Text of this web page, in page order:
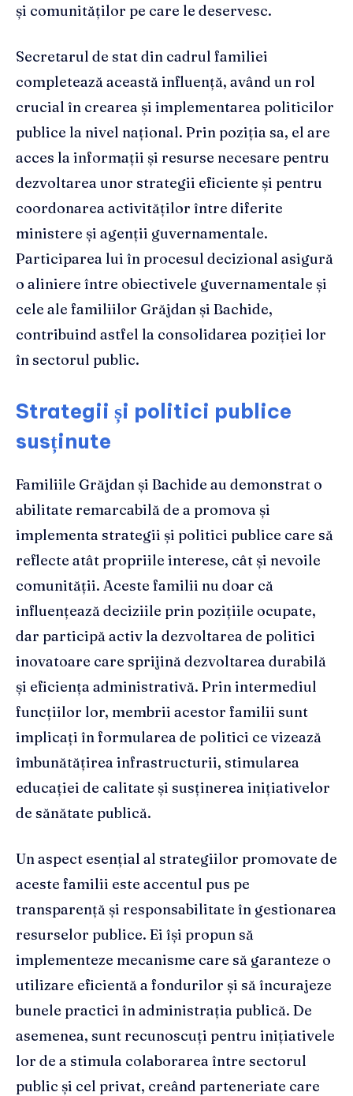
și comunităților pe care le deservesc.
Secretarul de stat din cadrul familiei
completează această influență, având un rol
crucial în crearea și implementarea politicilor
publice la nivel național. Prin poziția sa, el are
acces la informații și resurse necesare pentru
dezvoltarea unor strategii eficiente și pentru
coordonarea activităților între diferite
ministere și agenții guvernamentale.
Participarea lui în procesul decizional asigură
o aliniere între obiectivele guvernamentale și
cele ale familiilor Grăjdan și Bachide,
contribuind astfel la consolidarea poziției lor
în sectorul public.
Strategii și politici publice
susținute
Familiile Grăjdan și Bachide au demonstrat o
abilitate remarcabilă de a promova și
implementa strategii și politici publice care să
reflecte atât propriile interese, cât și nevoile
comunității. Aceste familii nu doar că
influențează deciziile prin pozițiile ocupate,
dar participă activ la dezvoltarea de politici
inovatoare care sprijină dezvoltarea durabilă
și eficiența administrativă. Prin intermediul
funcțiilor lor, membrii acestor familii sunt
implicați în formularea de politici ce vizează
îmbunătățirea infrastructurii, stimularea
educației de calitate și susținerea inițiativelor
de sănătate publică.
Un aspect esențial al strategiilor promovate de
aceste familii este accentul pus pe
transparență și responsabilitate în gestionarea
resurselor publice. Ei își propun să
implementeze mecanisme care să garanteze o
utilizare eficientă a fondurilor și să încurajeze
bunele practici în administrația publică. De
asemenea, sunt recunoscuți pentru inițiativele
lor de a stimula colaborarea între sectorul
public și cel privat, creând parteneriate care